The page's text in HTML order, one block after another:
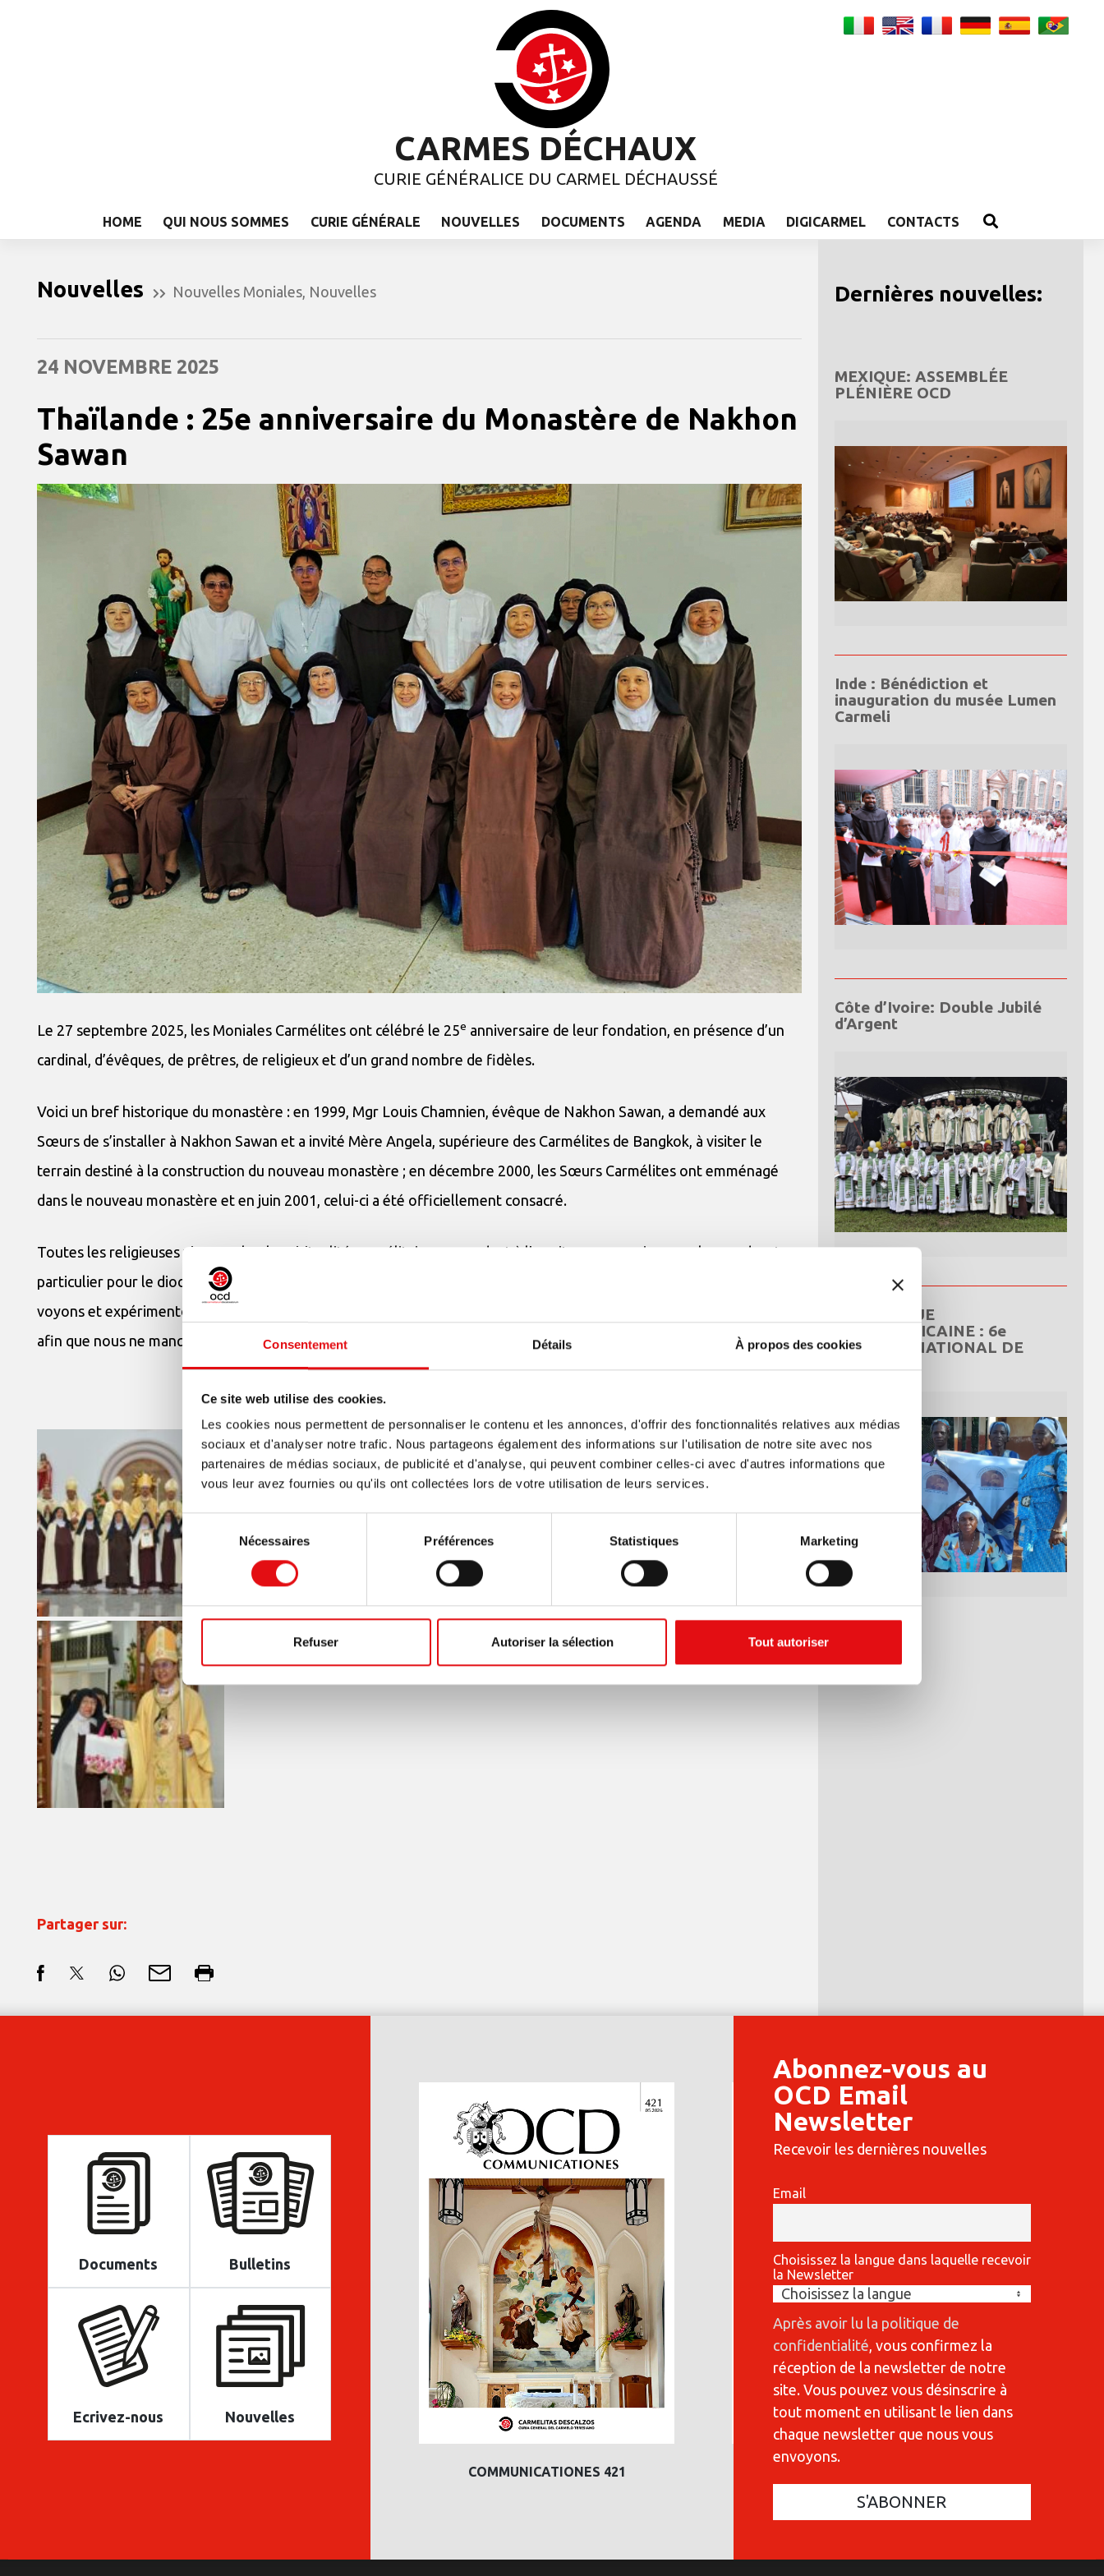
Consentement Détails À propos des cookies
Ce site web utilise des cookies.
Les cookies nous permettent de personnaliser le contenu et les annonces, d'offrir des fonctionnalités relatives aux médias
sociaux et d'analyser notre trafic. Nous partageons également des informations sur l'utilisation de notre site avec nos
partenaires de médias sociaux, de publicité et d'analyse, qui peuvent combiner celles-ci avec d'autres informations que
vous leur avez fournies ou qu'ils ont collectées lors de votre utilisation de leurs services.
Sélection
du
consentement
Nécessaires Préférences Statistiques Marketing
Refuser Autoriser la sélection Tout autoriser
CARMES DÉCHAUX
CURIE GÉNÉRALICE DU CARMEL DÉCHAUSSÉ
HOME QUI NOUS SOMMES CURIE GÉNÉRALE NOUVELLES DOCUMENTS AGENDA MEDIA DIGICARMEL CONTACTS
Nouvelles Nouvelles Moniales Nouvelles
24 NOVEMBRE 2025
Thaïlande : 25e anniversaire du Monastère de Nakhon
Sawan
Le 27 septembre 2025, les Moniales Carmélites ont célébré le 25e anniversaire de leur fondation, en présence d’un
cardinal, d’évêques, de prêtres, de religieux et d’un grand nombre de fidèles.
Voici un bref historique du monastère : en 1999, Mgr Louis Chamnien, évêque de Nakhon Sawan, a demandé aux
Sœurs de s’installer à Nakhon Sawan et a invité Mère Angela, supérieure des Carmélites de Bangkok, à visiter le
terrain destiné à la construction du nouveau monastère ; en décembre 2000, les Sœurs Carmélites ont emménagé
dans le nouveau monastère et en juin 2001, celui-ci a été officiellement consacré.
Toutes les religieuses vivent selon la spiritualité carmélitaine, se rendant à l’ermitage pour prier pour le monde, et en
particulier pour le diocèse de Nakhon Sawan. Actuellement, les sœurs sont au nombre de 12. Chaque jour, nous
voyons et expérimentons l’amour de Dieu, qui est toujours à nos côtés, nous protégeant et prenant soin de nous,
afin que nous ne manquions de rien.
Partager sur:
Dernières nouvelles:
MEXIQUE: ASSEMBLÉE
PLÉNIÈRE OCD
Inde : Bénédiction et
inauguration du musée Lumen
Carmeli
Côte d’Ivoire: Double Jubilé
d’Argent
RÉPUBLIQUE
CENTRAFRICAINE : 6e
CONGRÈS NATIONAL DE
Documents Bulletins
Ecrivez-nous Nouvelles
COMMUNICATIONES 421
Abonnez-vous au
OCD Email
Newsletter
Recevoir les dernières nouvelles
Email
Choisissez la langue dans laquelle recevoir
la Newsletter
Après avoir lu la politique de
confidentialité, vous confirmez la
réception de la newsletter de notre
site. Vous pouvez vous désinscrire à
tout moment en utilisant le lien dans
chaque newsletter que nous vous
envoyons.